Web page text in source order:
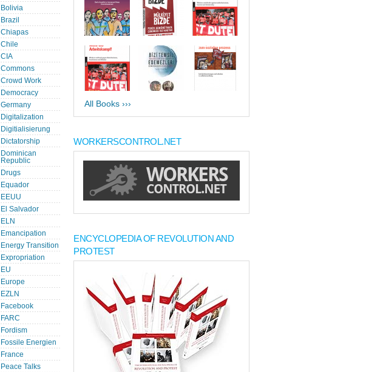
Bolivia
Brazil
Chiapas
Chile
CIA
Commons
Crowd Work
Democracy
Germany
Digitalization
Digitialisierung
Dictatorship
Dominican
Republic
Drugs
Equador
EEUU
El Salvador
ELN
Emancipation
Energy Transition
Expropriation
EU
Europe
EZLN
Facebook
FARC
Fordism
Fossile Energien
France
Peace Talks
All Books ›››
WORKERSCONTROL.NET
ENCYCLOPEDIA OF REVOLUTION AND
PROTEST